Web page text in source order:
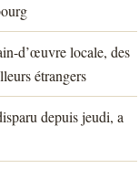
d’œuvre locale, des
étrangers
depuis jeudi, a